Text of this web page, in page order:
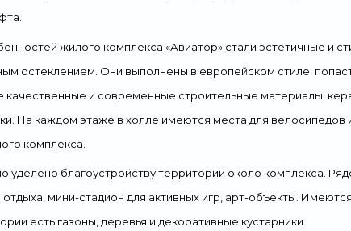
жилого комплекса «Авиатор» стали эстетичные и
ым остеклением . Они выполнены в европейском стиле:
качественные и современные строительные материалы:
На каждом этаже в холле имеются места для велосипедов
комплекса
уделено благоустройству территории около комплекса.
мини-стадион для активных игр, арт-объекты.
есть газоны, деревья и декоративные кустарники.